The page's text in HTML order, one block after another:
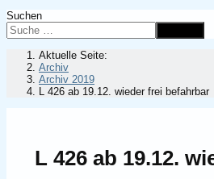
Suchen
Aktuelle Seite:
Archiv
Archiv 2019
L 426 ab 19.12. wieder frei befahrbar
L 426 ab 19.12.